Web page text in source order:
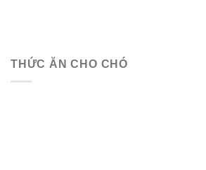
THỨC ĂN CHO CHÓ